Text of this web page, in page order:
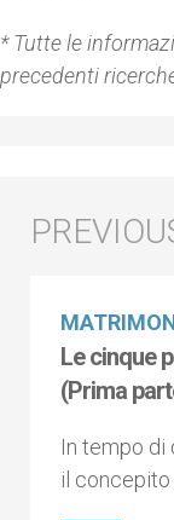
*Tutte le
precedenti
Le cinque
(Prima
In tempo di
il concepito